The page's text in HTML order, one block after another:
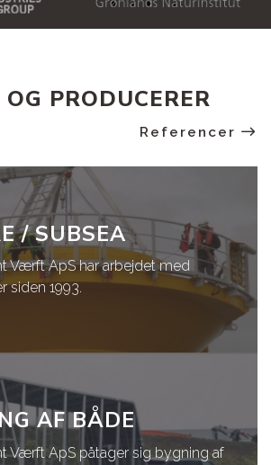
PRODUCERER
Referencer
/ SUBSEA
Værft ApS har arbejdet med
siden 1993.
AF BÅDE
Værft ApS påtager sig bygning af